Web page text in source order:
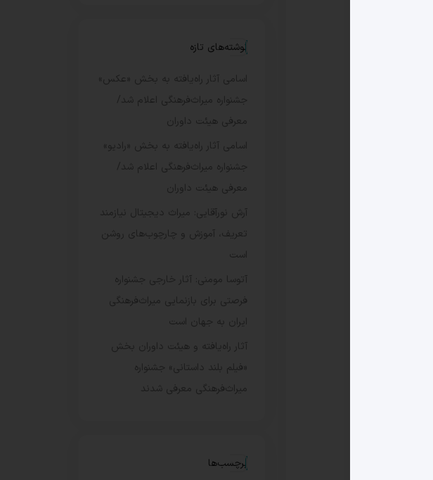
نوشته‌های تازه
اسامی آثار راه‌یافته به بخش «عکس»
جشنواره میراث‌فرهنگی اعلام شد/
معرفی هیئت داوران
اسامی آثار راه‌یافته به بخش «رادیو»
جشنواره میراث‌فرهنگی اعلام شد/
معرفی هیئت داوران
آرش نورآقایی: میراث دیجیتال نیازمند
تعریف، آموزش و چارچوب‌های روشن
است
آتوسا مومنی: آثار خارجی جشنواره
فرصتی برای بازنمایی میراث‌فرهنگی
ایران به جهان است
آثار راه‌یافته و هیئت داوران بخش
«فیلم بلند داستانی» جشنواره
میراث‌فرهنگی معرفی شدند
برچسب‌ها